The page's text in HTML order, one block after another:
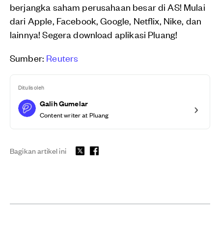
berjangka saham perusahaan besar di AS! Mulai
dari Apple, Facebook, Google, Netflix, Nike, dan
lainnya! Segera download aplikasi Pluang!
Sumber: Reuters
Ditulis oleh
Galih Gumelar
Content writer at Pluang
Bagikan artikel ini